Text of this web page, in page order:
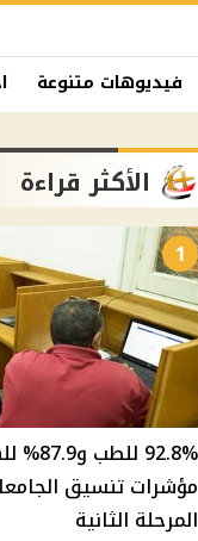
فيديوهات متنوعة
الأكثر قراءة
1
92.8%
المرحلة الثانية